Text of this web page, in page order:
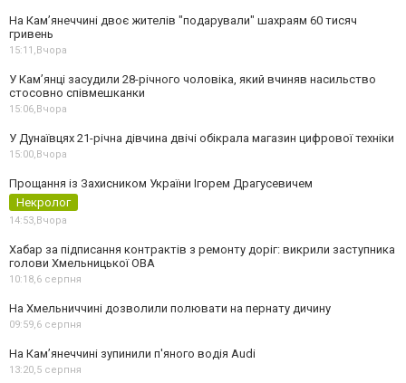
На Камʼянеччині двоє жителів "подарували" шахраям 60 тисяч
гривень
15:11,Вчора
У Камʼянці засудили 28-річного чоловіка, який вчиняв насильство
стосовно співмешканки
15:06,Вчора
У Дунаївцях 21-річна дівчина двічі обікрала магазин цифрової техніки
15:00,Вчора
Прощання із Захисником України Ігорем Драгусевичем
Некролог
14:53,Вчора
Хабар за підписання контрактів з ремонту доріг: викрили заступника
голови Хмельницької ОВА
10:18,6 серпня
На Хмельниччині дозволили полювати на пернату дичину
09:59,6 серпня
На Камʼянеччині зупинили п'яного водія Audi
13:20,5 серпня